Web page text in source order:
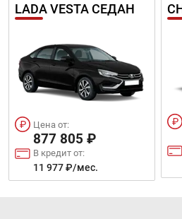
LADA VESTA СЕДАН
Цена от:
877 805 ₽
В кредит от:
11 977 ₽/мес.